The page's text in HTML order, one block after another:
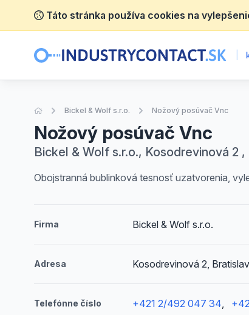
Táto stránka používa cookies na
Úvodná stránka
Bickel & Wolf s.r.o. Nožový posúvač Vnc
Nožový posúvač Vnc
Bickel & Wolf s.r.o., Kosodrevinová 2 ,
Obojstranná bublinková tesnosť uzatvorenia,
Firma Bickel & Wolf s.r.o.
Adresa Kosodrevinová 2,
Telefónne číslo +421 2/492 047 34,